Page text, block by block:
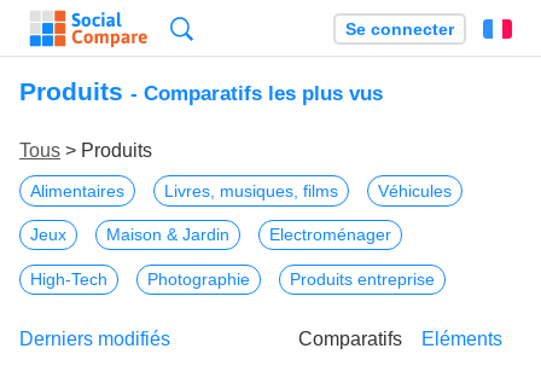
Se connecter
Produits - Comparatifs les plus vus
Tous > Produits
Alimentaires Livres, musiques, films Véhicules
Jeux Maison & Jardin Electroménager
High-Tech Photographie Produits entreprise
Derniers modifiés Comparatifs Eléments